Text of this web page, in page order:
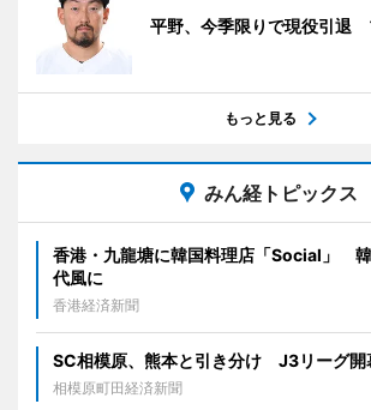
平野、今季限りで現役引退
もっと見る
みん経トピックス
香港・九龍塘に韓国料理店「Social」
代風に
香港経済新聞
SC相模原、熊本と引き分け J3リーグ開
相模原町田経済新聞